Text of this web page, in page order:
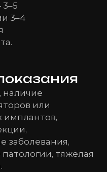
3–4
наличие
или
имплантов,
заболевания,
тяжёлая